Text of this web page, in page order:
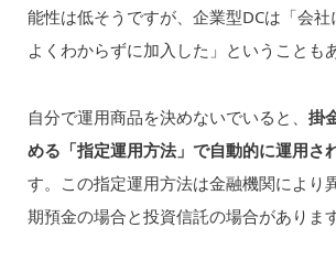
能性は低そうですが、企業型DCは「会社
よくわからずに加入した」ということも
自分で運用商品を決めないでいると、 掛
める「指定運用方法」で自動的に運用さ
す。この指定運用方法は金融機関により
期預金の場合と投資信託の場合があります